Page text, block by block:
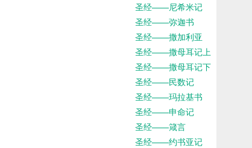
圣经——尼希米记
圣经——弥迦书
圣经——撒加利亚
圣经——撒母耳记上
圣经——撒母耳记下
圣经——民数记
圣经——玛拉基书
圣经——申命记
圣经——箴言
圣经——约书亚记